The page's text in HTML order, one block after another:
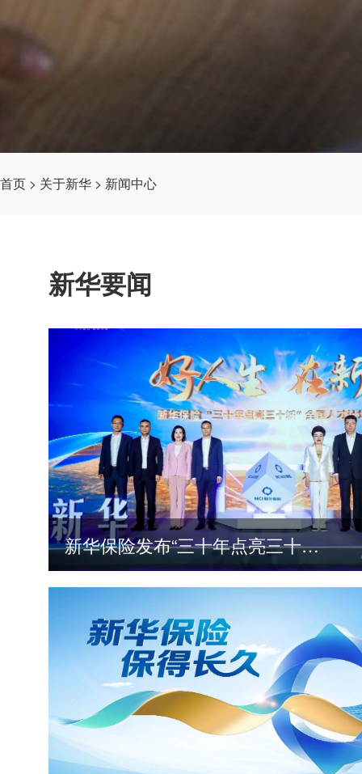
首页 > 关于新华 > 新闻中心
新华要闻
新华保险发布“三十年点亮三十城”全国人才计划